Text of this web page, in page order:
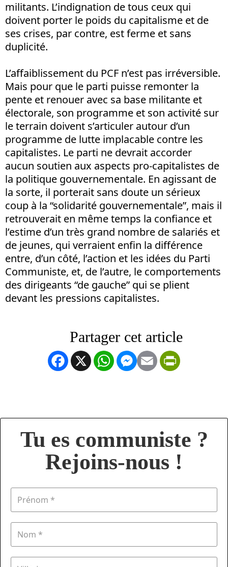
militants. L’indignation de tous ceux qui
doivent porter le poids du capitalisme et de
ses crises, par contre, est ferme et sans
duplicité.
L’affaiblissement du PCF n’est pas irréversible.
Mais pour que le parti puisse remonter la
pente et renouer avec sa base militante et
électorale, son programme et son activité sur
le terrain doivent s’articuler autour d’un
programme de lutte implacable contre les
capitalistes. Le parti ne devrait accorder
aucun soutien aux aspects pro-capitalistes de
la politique gouvernementale. En agissant de
la sorte, il porterait sans doute un sérieux
coup à la “solidarité gouvernementale”, mais il
retrouverait en même temps la confiance et
l’estime d’un très grand nombre de salariés et
de jeunes, qui verraient enfin la différence
entre, d’un côté, l’action et les idées du Parti
Communiste, et, de l’autre, le comportements
des dirigeants “de gauche” qui se plient
devant les pressions capitalistes.
Facebook
X WhatsApp
Messenger
Email
Tu es communiste ?
Rejoins-nous !